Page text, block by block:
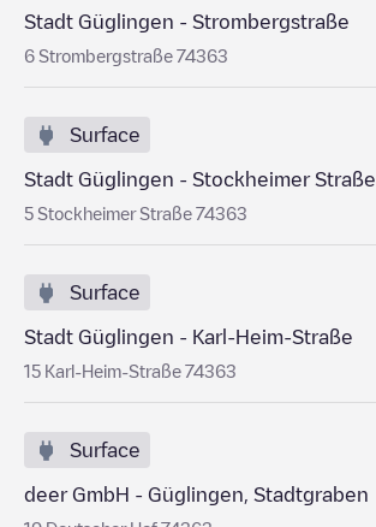
Stadt Güglingen - Strombergstraße
6 Strombergstraße 74363
Surface
Stadt Güglingen - Stockheimer Straße
5 Stockheimer Straße 74363
Surface
Stadt Güglingen - Karl-Heim-Straße
15 Karl-Heim-Straße 74363
Surface
deer GmbH - Güglingen, Stadtgraben